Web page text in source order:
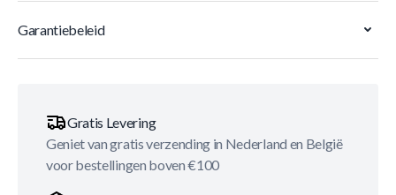
Garantiebeleid
Gratis Levering
Geniet van gratis verzending in Nederland en België
voor bestellingen boven €100